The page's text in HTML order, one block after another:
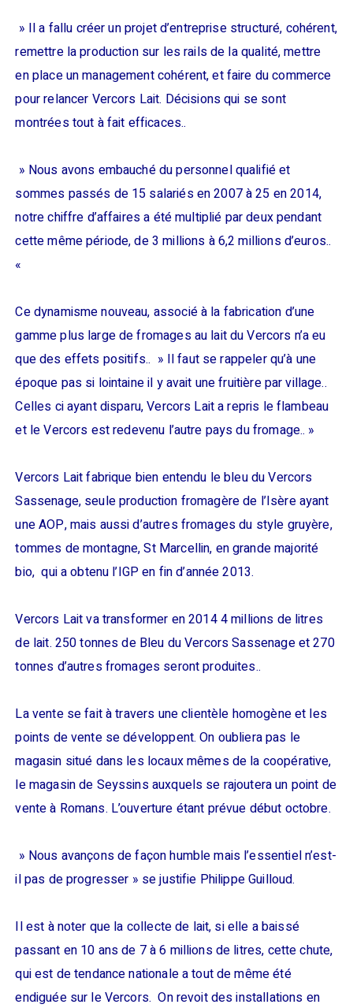
» Il a fallu créer un projet d’entreprise structuré, cohérent,
remettre la production sur les rails de la qualité, mettre
en place un management cohérent, et faire du commerce
pour relancer Vercors Lait. Décisions qui se sont
montrées tout à fait efficaces..
» Nous avons embauché du personnel qualifié et
sommes passés de 15 salariés en 2007 à 25 en 2014,
notre chiffre d’affaires a été multiplié par deux pendant
cette même période, de 3 millions à 6,2 millions d’euros..
«
Ce dynamisme nouveau, associé à la fabrication d’une
gamme plus large de fromages au lait du Vercors n’a eu
que des effets positifs.. » Il faut se rappeler qu’à une
époque pas si lointaine il y avait une fruitière par village..
Celles ci ayant disparu, Vercors Lait a repris le flambeau
et le Vercors est redevenu l’autre pays du fromage.. »
Vercors Lait fabrique bien entendu le bleu du Vercors
Sassenage, seule production fromagère de l’Isère ayant
une AOP, mais aussi d’autres fromages du style gruyère,
tommes de montagne, St Marcellin, en grande majorité
bio, qui a obtenu l’IGP en fin d’année 2013.
Vercors Lait va transformer en 2014 4 millions de litres
de lait. 250 tonnes de Bleu du Vercors Sassenage et 270
tonnes d’autres fromages seront produites..
La vente se fait à travers une clientèle homogène et les
points de vente se développent. On oubliera pas le
magasin situé dans les locaux mêmes de la coopérative,
le magasin de Seyssins auxquels se rajoutera un point de
vente à Romans. L’ouverture étant prévue début octobre.
» Nous avançons de façon humble mais l’essentiel n’est-
il pas de progresser » se justifie Philippe Guilloud.
Il est à noter que la collecte de lait, si elle a baissé
passant en 10 ans de 7 à 6 millions de litres, cette chute,
qui est de tendance nationale a tout de même été
endiguée sur le Vercors. On revoit des installations en